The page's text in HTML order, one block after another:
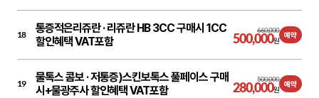
18 통증적은리쥬란 ·리쥬란 HB 3CC 구매시 1CC
할인혜택 VAT포함
660,000
500,000원
예약
19 물톡스 콤보 ·저통증)스킨보톡스 풀페이스 구매
시+물광주사 할인혜택 VAT포함
500,000
280,000원
예약